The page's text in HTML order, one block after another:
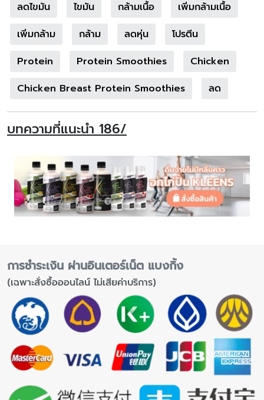
ลดไขมัน
ไขมัน กล้ามเนื้อ
เพิ่มกล้ามเนื้อ
เพิ่มกล้าม
กล้าม ลดหุ่น
โปรตีน
Protein
Protein Smoothies
Chicken
Chicken Breast Protein Smoothies
ลด
บทความที่แนะนำ 186/
การชำระเงิน ผ่านอินเตอร์เน็ต แบงกิ้ง
(เฉพาะสั่งซื้อออนไลน์ ไม่เสียค่าบริการ)